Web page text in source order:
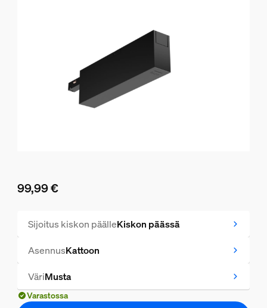
99,99 €
Sijoitus kiskon päälleKiskon päässä
AsennusKattoon
VäriMusta
Varastossa